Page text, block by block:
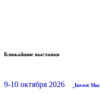
Ближайшие выставки
9-10 октября 2026 Invest